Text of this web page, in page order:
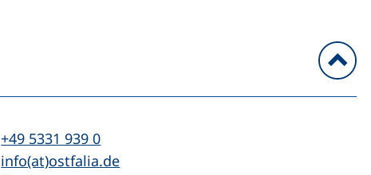
Tel:
+49 5331 939 0(startet einen Telefonanruf, wenn Ihr
E-Mail:
info(at)ostfalia.de(öffnet Ihr E-Mail-Programm)